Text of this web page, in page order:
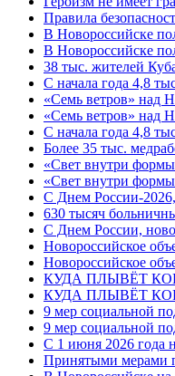
Правила
В Новороссийске
В Новороссийске
38 тыс. жителей
С начала года 4,8
«Семь ветров» над
«Семь ветров» над
С начала года 4,8
Более 35 тыс.
«Свет внутри
«Свет внутри
C Днем России-
630 тысяч
C Днем России,
Новороссийское
Новороссийское
КУДА ПЛЫВЁТ
КУДА ПЛЫВЁТ
9 мер социальной
9 мер социальной
С 1 июня 2026 года
Принятыми мерами